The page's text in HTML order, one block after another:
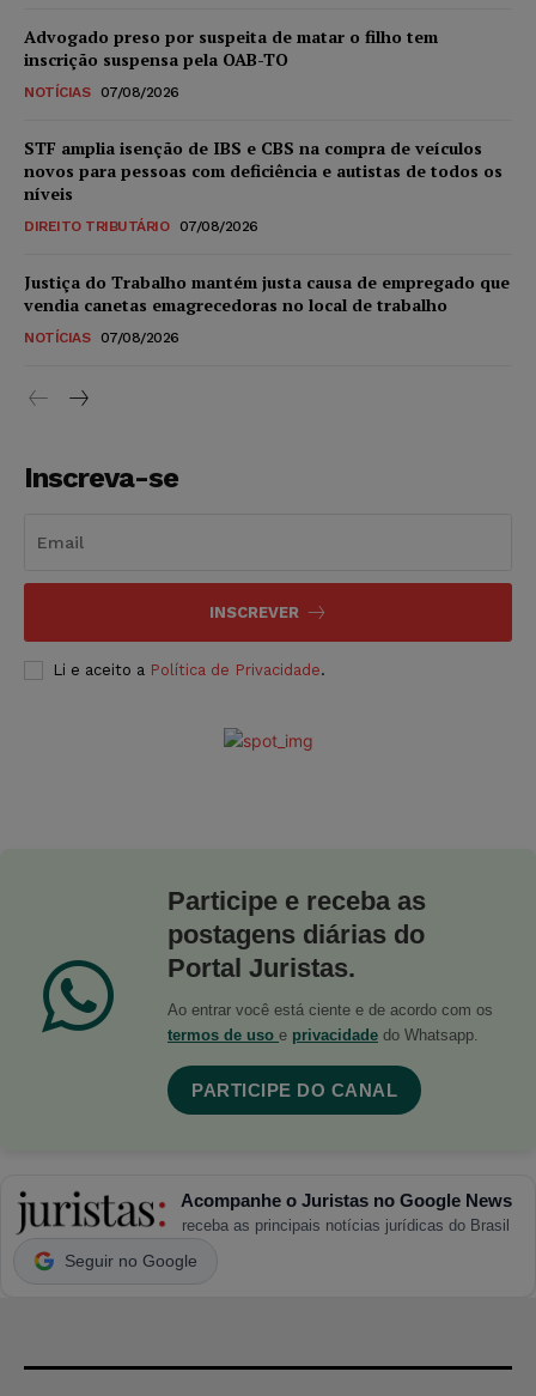
Advogado preso por suspeita de matar o filho tem
inscrição suspensa pela OAB-TO
NOTÍCIAS 07/08/2026
STF amplia isenção de IBS e CBS na compra de veículos
novos para pessoas com deficiência e autistas de todos os
níveis
DIREITO TRIBUTÁRIO 07/08/2026
Justiça do Trabalho mantém justa causa de empregado que
vendia canetas emagrecedoras no local de trabalho
NOTÍCIAS 07/08/2026
Inscreva-se
INSCREVER
Li e aceito a Política de Privacidade.
Participe e receba as
postagens diárias do
Portal Juristas.
Ao entrar você está ciente e de acordo com os
termos de uso e privacidade do Whatsapp.
PARTICIPE DO CANAL
Acompanhe o Juristas no Google News
receba as principais notícias jurídicas do Brasil
Seguir no Google